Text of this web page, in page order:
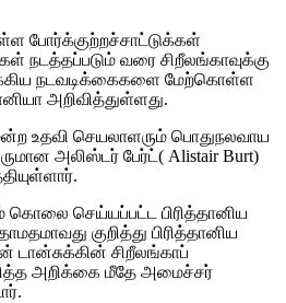
போர்க்குற்றச்சாட்டுக்கள்
நடத்தப்படும் வரை சிறீலங்காவுக்கு
நடவடிக்கைகளை மேற்கொள்ள
அறிவித்துள்ளது.
உதவி செயலாளரும் பொதுநலவாய
அலிஸ்டர் பேர்ட்( Alistair Burt)
கொலை செய்யப்பட்ட பிரித்தானிய
குறித்து பிரித்தானிய
டான்சுக்கின் சிறீலங்காப்
அறிக்கை மீதே அமைச்சர்